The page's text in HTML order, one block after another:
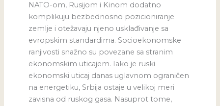
NATO-om, Rusijom i Kinom dodatno
komplikuju bezbednosno pozicioniranje
zemlje i otežavaju njeno usklađivanje sa
evropskim standardima. Socioekonomske
ranjivosti snažno su povezane sa stranim
ekonomskim uticajem. Iako je ruski
ekonomski uticaj danas uglavnom ograničen
na energetiku, Srbija ostaje u velikoj meri
zavisna od ruskog gasa. Nasuprot tome,